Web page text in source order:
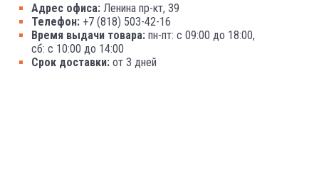
Адрес офиса: Ленина пр-кт, 39
Телефон: +7 (818) 503-42-16
Время выдачи товара: пн-пт: с 09:00 до 18:00,
сб: с 10:00 до 14:00
Срок доставки: от 3 дней